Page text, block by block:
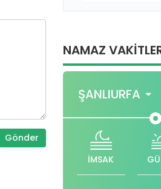
Gönder
NAMAZ
ŞANLIURFA
İMSAK